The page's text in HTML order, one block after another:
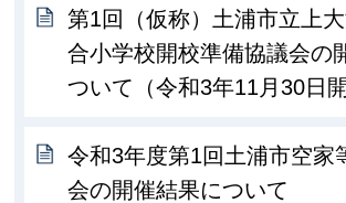
第1回（仮称）土浦市立上
合小学校開校準備協議会の
ついて（令和3年11月30日開
令和3年度第1回土浦市空家
会の開催結果について